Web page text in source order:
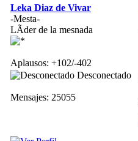
Leka Diaz de Vivar
-Mesta-
LÃ­der de la mesnada
Aplausos: +102/-402
Desconectado
Mensajes: 25055